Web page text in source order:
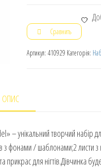
Сравнить
Артикул: 410929 Категорія:
ОПИС
– унікальний творчий набір
з фонами / шаблонами;2 листи
для нігтів.Дівчинка